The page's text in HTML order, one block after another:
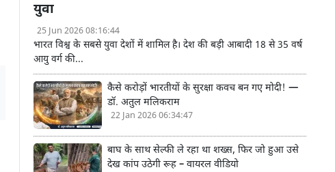
युवा
25 Jun 2026 08:16:44
भारत विश्व के सबसे युवा देशों में शामिल है। देश की बड़ी आबादी 18 से 35 वर्ष
आयु वर्ग की...
कैसे करोड़ों भारतीयों के सुरक्षा कवच बन गए मोदी! —
डॉ. अतुल मलिकराम
22 Jan 2026 06:34:47
बाघ के साथ सेल्फी ले रहा था शख्स, फिर जो हुआ उसे
देख कांप उठेगी रूह – वायरल वीडियो